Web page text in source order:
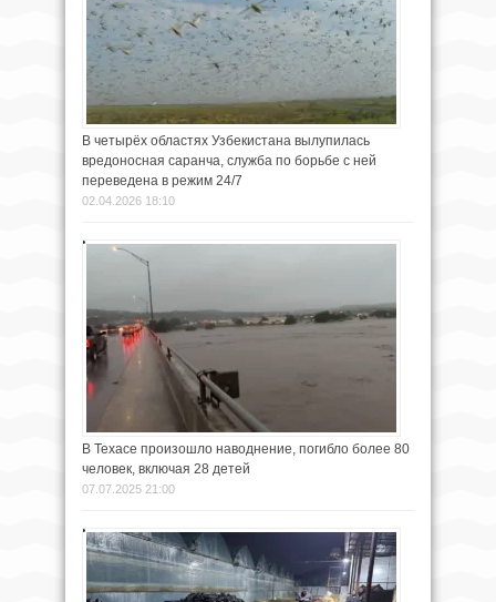
В четырёх областях Узбекистана вылупилась
вредоносная саранча, служба по борьбе с ней
переведена в режим 24/7
02.04.2026 18:10
В Техасе произошло наводнение, погибло более 80
человек, включая 28 детей
07.07.2025 21:00